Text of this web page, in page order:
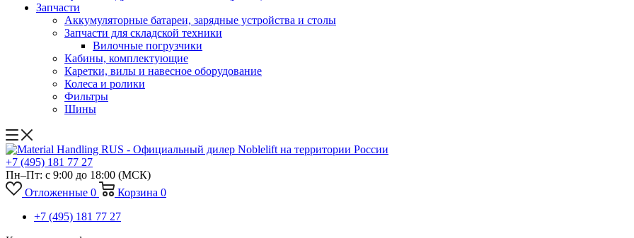
Запчасти
Аккумуляторные батареи, зарядные устройства и столы
Запчасти для складской техники
Вилочные погрузчики
Кабины, комплектующие
Каретки, вилы и навесное оборудование
Колеса и ролики
Фильтры
Шины
+7 (495) 181 77 27
Пн–Пт: с 9:00 до 18:00 (МСК)
Отложенные 0 Корзина 0
+7 (495) 181 77 27